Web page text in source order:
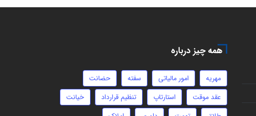
همه چیز درباره
مهریه امور مالیاتی سفته
حضانت
عقد موقت
استارتاپ تنظیم قرارداد
خیانت